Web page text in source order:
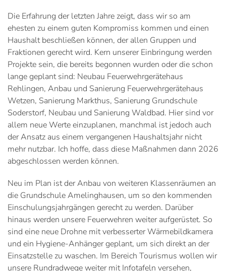
Die Erfahrung der letzten Jahre zeigt, dass wir so am
ehesten zu einem guten Kompromiss kommen und einen
Haushalt beschließen können, der allen Gruppen und
Fraktionen gerecht wird. Kern unserer Einbringung werden
Projekte sein, die bereits begonnen wurden oder die schon
lange geplant sind: Neubau Feuerwehrgerätehaus
Rehlingen, Anbau und Sanierung Feuerwehrgerätehaus
Wetzen, Sanierung Markthus, Sanierung Grundschule
Soderstorf, Neubau und Sanierung Waldbad. Hier sind vor
allem neue Werte einzuplanen, manchmal ist jedoch auch
der Ansatz aus einem vergangenen Haushaltsjahr nicht
mehr nutzbar. Ich hoffe, dass diese Maßnahmen dann 2026
abgeschlossen werden können.
Neu im Plan ist der Anbau von weiteren Klassenräumen an
die Grundschule Amelinghausen, um so den kommenden
Einschulungsjahrgängen gerecht zu werden. Darüber
hinaus werden unsere Feuerwehren weiter aufgerüstet. So
sind eine neue Drohne mit verbesserter Wärmebildkamera
und ein Hygiene-Anhänger geplant, um sich direkt an der
Einsatzstelle zu waschen. Im Bereich Tourismus wollen wir
unsere Rundradwege weiter mit Infotafeln versehen,